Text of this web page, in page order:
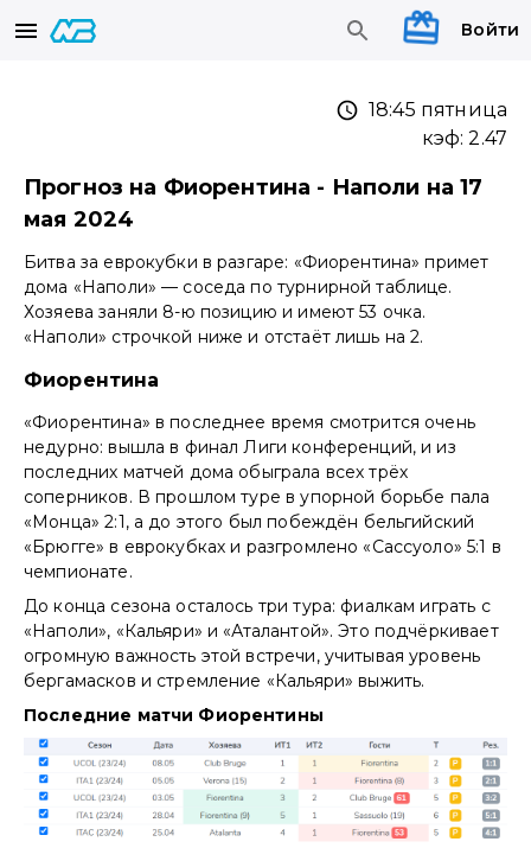
Войти
18:45 пятница
кэф:2.47
Прогноз на Фиорентина - Наполи на 17
мая 2024
Битва за еврокубки в разгаре: «Фиорентина» примет
дома «Наполи» — соседа по турнирной таблице.
Хозяева заняли 8-ю позицию и имеют 53 очка.
«Наполи» строчкой ниже и отстаёт лишь на 2.
Фиорентина
«Фиорентина» в последнее время смотрится очень
недурно: вышла в финал Лиги конференций, и из
последних матчей дома обыграла всех трёх
соперников. В прошлом туре в упорной борьбе пала
«Монца» 2:1, а до этого был побеждён бельгийский
«Брюгге» в еврокубках и разгромлено «Сассуоло» 5:1 в
чемпионате.
До конца сезона осталось три тура: фиалкам играть с
«Наполи», «Кальяри» и «Аталантой». Это подчёркивает
огромную важность этой встречи, учитывая уровень
бергамасков и стремление «Кальяри» выжить.
Последние матчи Фиорентины